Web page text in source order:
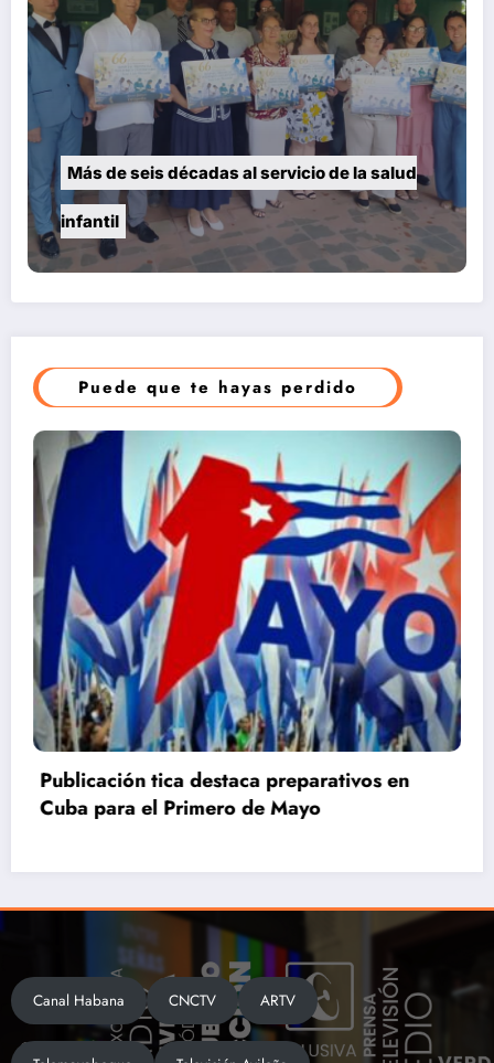
Más de seis décadas al servicio de la salud
infantil
Puede que te hayas perdido
Primero de Mayo en Villa Clara: La Patria se
defiende
Canal Habana CNCTV ARTV